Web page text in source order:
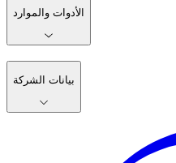
الأدوات والموارد
بيانات الشركة